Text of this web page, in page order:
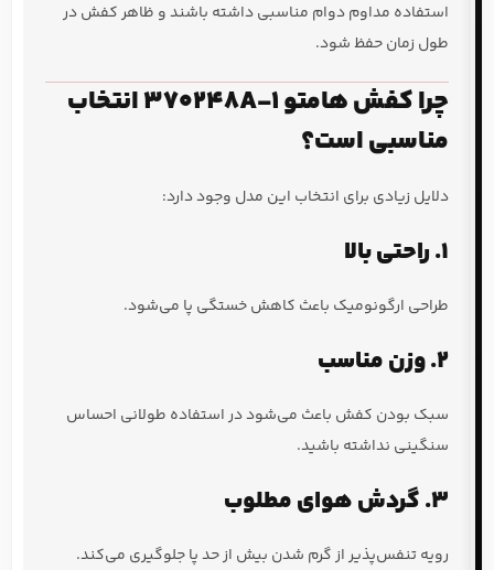
استفاده مداوم دوام مناسبی داشته باشند و ظاهر کفش در
طول زمان حفظ شود.
چرا کفش هامتو 370248A-1 انتخاب
مناسبی است؟
دلایل زیادی برای انتخاب این مدل وجود دارد:
1. راحتی بالا
طراحی ارگونومیک باعث کاهش خستگی پا می‌شود.
2. وزن مناسب
سبک بودن کفش باعث می‌شود در استفاده طولانی احساس
سنگینی نداشته باشید.
3. گردش هوای مطلوب
رویه تنفس‌پذیر از گرم شدن بیش از حد پا جلوگیری می‌کند.